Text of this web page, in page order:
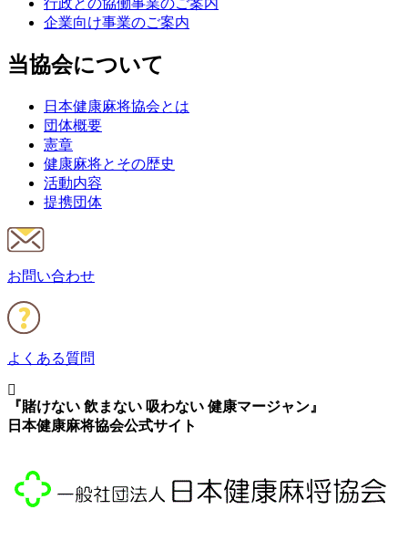
企業向け事業のご案内
当協会について
日本健康麻将協会とは
団体概要
憲章
健康麻将とその歴史
活動内容
提携団体
お問い合わせ
よくある質問
『賭けない 飲まない 吸わない 健康マージャン』
日本健康麻将協会公式サイト